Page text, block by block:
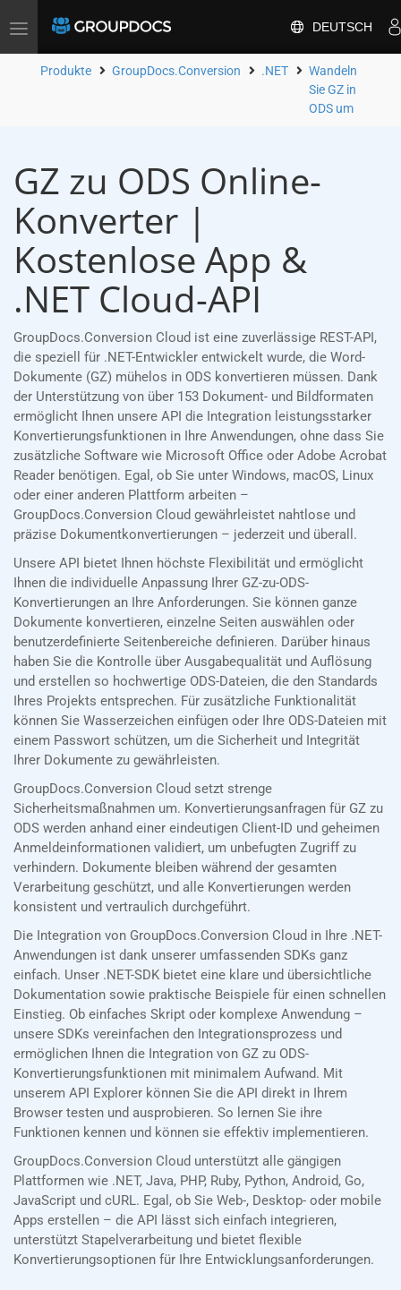
Toggle
DEUTSCH
Produkte GroupDocs.Conversion .NET
Wandeln
Sie GZ in
ODS um
GZ zu ODS Online-
Konverter |
Kostenlose App &
.NET Cloud-API
GroupDocs.Conversion Cloud ist eine zuverlässige REST-API,
die speziell für .NET-Entwickler entwickelt wurde, die Word-
Dokumente (GZ) mühelos in ODS konvertieren müssen. Dank
der Unterstützung von über 153 Dokument- und Bildformaten
ermöglicht Ihnen unsere API die Integration leistungsstarker
Konvertierungsfunktionen in Ihre Anwendungen, ohne dass Sie
zusätzliche Software wie Microsoft Office oder Adobe Acrobat
Reader benötigen. Egal, ob Sie unter Windows, macOS, Linux
oder einer anderen Plattform arbeiten –
GroupDocs.Conversion Cloud gewährleistet nahtlose und
präzise Dokumentkonvertierungen – jederzeit und überall.
Unsere API bietet Ihnen höchste Flexibilität und ermöglicht
Ihnen die individuelle Anpassung Ihrer GZ-zu-ODS-
Konvertierungen an Ihre Anforderungen. Sie können ganze
Dokumente konvertieren, einzelne Seiten auswählen oder
benutzerdefinierte Seitenbereiche definieren. Darüber hinaus
haben Sie die Kontrolle über Ausgabequalität und Auflösung
und erstellen so hochwertige ODS-Dateien, die den Standards
Ihres Projekts entsprechen. Für zusätzliche Funktionalität
können Sie Wasserzeichen einfügen oder Ihre ODS-Dateien mit
einem Passwort schützen, um die Sicherheit und Integrität
Ihrer Dokumente zu gewährleisten.
GroupDocs.Conversion Cloud setzt strenge
Sicherheitsmaßnahmen um. Konvertierungsanfragen für GZ zu
ODS werden anhand einer eindeutigen Client-ID und geheimen
Anmeldeinformationen validiert, um unbefugten Zugriff zu
verhindern. Dokumente bleiben während der gesamten
Verarbeitung geschützt, und alle Konvertierungen werden
konsistent und vertraulich durchgeführt.
Die Integration von GroupDocs.Conversion Cloud in Ihre .NET-
Anwendungen ist dank unserer umfassenden SDKs ganz
einfach. Unser .NET-SDK bietet eine klare und übersichtliche
Dokumentation sowie praktische Beispiele für einen schnellen
Einstieg. Ob einfaches Skript oder komplexe Anwendung –
unsere SDKs vereinfachen den Integrationsprozess und
ermöglichen Ihnen die Integration von GZ zu ODS-
Konvertierungsfunktionen mit minimalem Aufwand. Mit
unserem API Explorer können Sie die API direkt in Ihrem
Browser testen und ausprobieren. So lernen Sie ihre
Funktionen kennen und können sie effektiv implementieren.
GroupDocs.Conversion Cloud unterstützt alle gängigen
Plattformen wie .NET, Java, PHP, Ruby, Python, Android, Go,
JavaScript und cURL. Egal, ob Sie Web-, Desktop- oder mobile
Apps erstellen – die API lässt sich einfach integrieren,
unterstützt Stapelverarbeitung und bietet flexible
Konvertierungsoptionen für Ihre Entwicklungsanforderungen.